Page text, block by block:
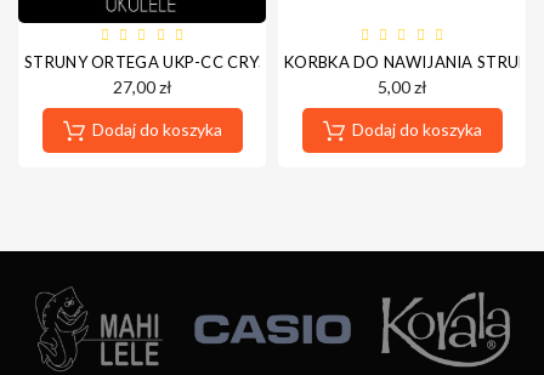
STRUNY ORTEGA UKP-CC CRYSTAL NYLON (UKULELE
27,00 zł
Dodaj do koszyka
KORBKA DO NAWIJANIA STRUN
5,00 zł
Dodaj do koszyka